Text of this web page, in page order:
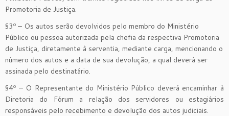
Promotoria de Justiça.
§3º – Os autos serão devolvidos pelo membro do Ministério
Público ou pessoa autorizada pela chefia da respectiva Promotoria
de Justiça, diretamente à serventia, mediante carga, mencionando o
número dos autos e a data de sua devolução, a qual deverá ser
assinada pelo destinatário.
§4º – O Representante do Ministério Público deverá encaminhar à
Diretoria do Fórum a relação dos servidores ou estagiários
responsáveis pelo recebimento e devolução dos autos judiciais.